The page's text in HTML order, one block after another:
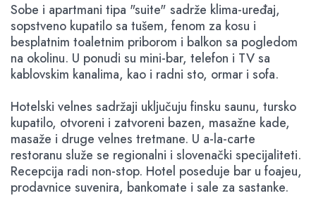
Sobe i apartmani tipa "suite" sadrže klima-uređaj,
sopstveno kupatilo sa tušem, fenom za kosu i
besplatnim toaletnim priborom i balkon sa pogledom
na okolinu. U ponudi su mini-bar, telefon i TV sa
kablovskim kanalima, kao i radni sto, ormar i sofa.
Hotelski velnes sadržaji uključuju finsku saunu, tursko
kupatilo, otvoreni i zatvoreni bazen, masažne kade,
masaže i druge velnes tretmane. U a-la-carte
restoranu služe se regionalni i slovenački specijaliteti.
Recepcija radi non-stop. Hotel poseduje bar u foajeu,
prodavnice suvenira, bankomate i sale za sastanke.